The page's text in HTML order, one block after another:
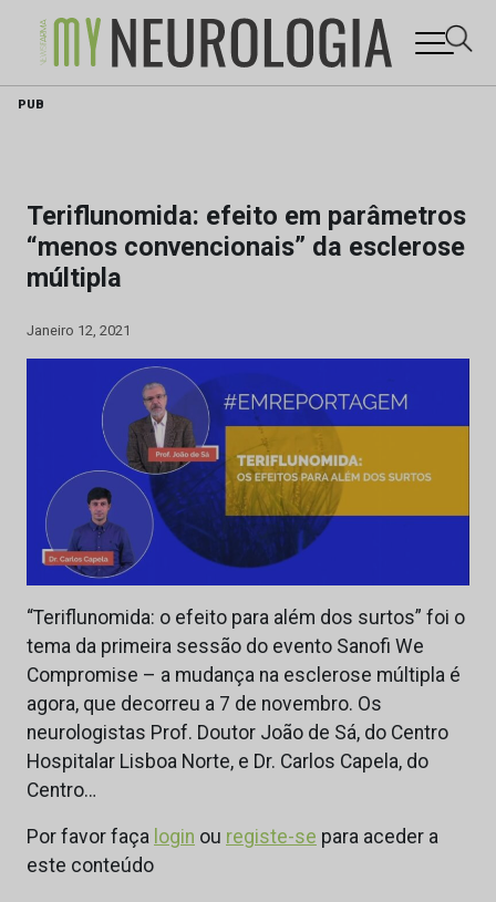
Skip
PUB
Teriflunomida: efeito em parâmetros
“menos convencionais” da esclerose
múltipla
Janeiro 12, 2021
“Teriflunomida: o efeito para além dos surtos” foi o
tema da primeira sessão do evento Sanofi We
Compromise – a mudança na esclerose múltipla é
agora, que decorreu a 7 de novembro. Os
neurologistas Prof. Doutor João de Sá, do Centro
Hospitalar Lisboa Norte, e Dr. Carlos Capela, do
Centro…
Por favor faça login ou registe-se para aceder a
este conteúdo